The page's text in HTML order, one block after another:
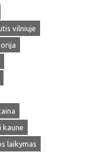
vilniuje
kaune
laikymas